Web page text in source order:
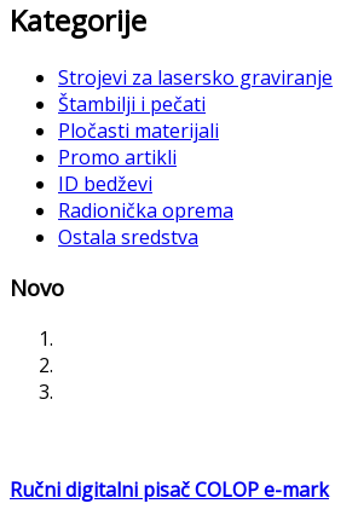
Kategorije
Strojevi za lasersko graviranje
Štambilji i pečati
Pločasti materijali
Promo artikli
ID bedževi
Radionička oprema
Ostala sredstva
Novo
Ručni digitalni pisač COLOP e-mark